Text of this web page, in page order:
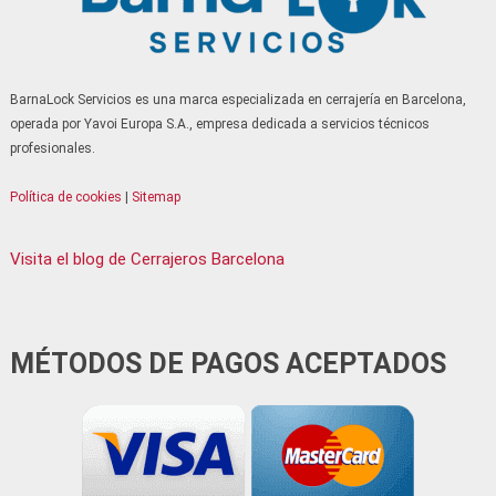
Serrallers Sant Vicenç dels Horts
Serrallers Santa Coloma de Cervelló
Serrallers Santa Perpètua de Mogoda
Serrallers Sitges
Serrallers Tiana
Serrallers Torrelles de Llobregat
BarnaLock Servicios es una marca especializada en cerrajería en Barcelona,
operada por Yavoi Europa S.A., empresa dedicada a servicios técnicos
profesionales.
Política de cookies Sitemap
Visita el blog de Cerrajeros Barcelona
MÉTODOS DE PAGOS ACEPTADOS